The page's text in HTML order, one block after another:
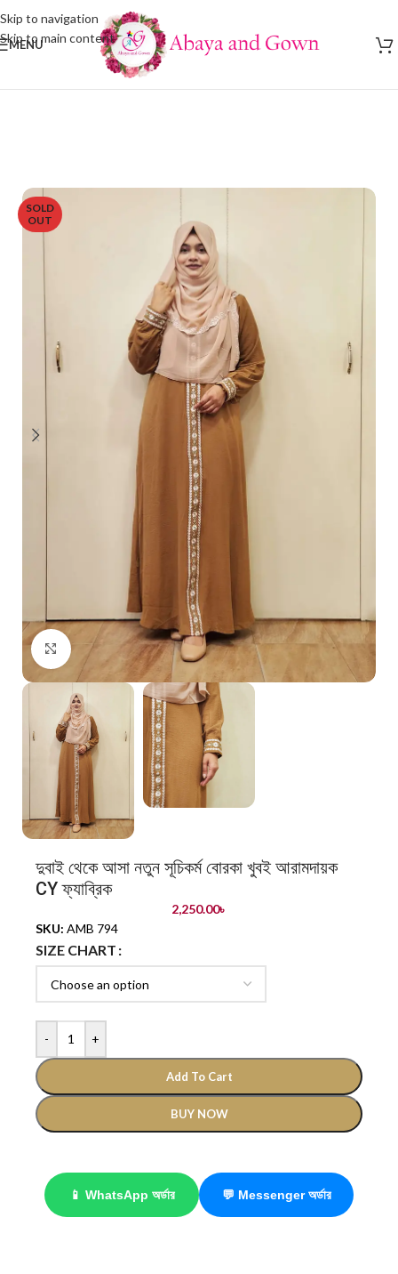
Skip to navigation
Skip to main content
MENU
SOLD
OUT
Click to enlarge
দুবাই থেকে আসা নতুন সূচিকর্ম বোরকা খুবই আরামদায়ক
CY ফ্যাব্রিক
2,250.00৳
SKU: AMB 794
SIZE CHART
- +
Add To Cart
BUY NOW
📱 WhatsApp অর্ডার 💬 Messenger অর্ডার